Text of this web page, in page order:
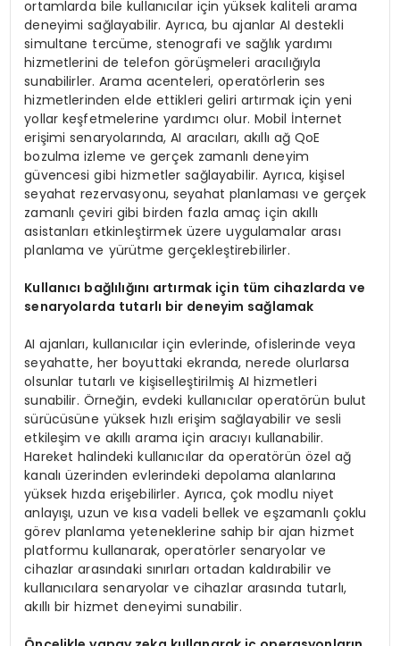
ortamlarda bile kullanıcılar için yüksek kaliteli arama
deneyimi sağlayabilir. Ayrıca, bu ajanlar AI destekli
simultane tercüme, stenografi ve sağlık yardımı
hizmetlerini de telefon görüşmeleri aracılığıyla
sunabilirler. Arama acenteleri, operatörlerin ses
hizmetlerinden elde ettikleri geliri artırmak için yeni
yollar keşfetmelerine yardımcı olur. Mobil İnternet
erişimi senaryolarında, AI aracıları, akıllı ağ QoE
bozulma izleme ve gerçek zamanlı deneyim
güvencesi gibi hizmetler sağlayabilir. Ayrıca, kişisel
seyahat rezervasyonu, seyahat planlaması ve gerçek
zamanlı çeviri gibi birden fazla amaç için akıllı
asistanları etkinleştirmek üzere uygulamalar arası
planlama ve yürütme gerçekleştirebilirler.
Kullanıcı bağlılığını artırmak için tüm cihazlarda ve
senaryolarda tutarlı bir deneyim sağlamak
AI ajanları, kullanıcılar için evlerinde, ofislerinde veya
seyahatte, her boyuttaki ekranda, nerede olurlarsa
olsunlar tutarlı ve kişiselleştirilmiş AI hizmetleri
sunabilir. Örneğin, evdeki kullanıcılar operatörün bulut
sürücüsüne yüksek hızlı erişim sağlayabilir ve sesli
etkileşim ve akıllı arama için aracıyı kullanabilir.
Hareket halindeki kullanıcılar da operatörün özel ağ
kanalı üzerinden evlerindeki depolama alanlarına
yüksek hızda erişebilirler. Ayrıca, çok modlu niyet
anlayışı, uzun ve kısa vadeli bellek ve eşzamanlı çoklu
görev planlama yeteneklerine sahip bir ajan hizmet
platformu kullanarak, operatörler senaryolar ve
cihazlar arasındaki sınırları ortadan kaldırabilir ve
kullanıcılara senaryolar ve cihazlar arasında tutarlı,
akıllı bir hizmet deneyimi sunabilir.